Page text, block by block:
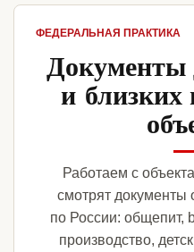
ФЕДЕРАЛЬНАЯ ПРАКТИКА
Документы
и
Работаем с
смотрят документы
по России: общепит,
производство,